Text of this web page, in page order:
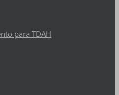
para TDAH